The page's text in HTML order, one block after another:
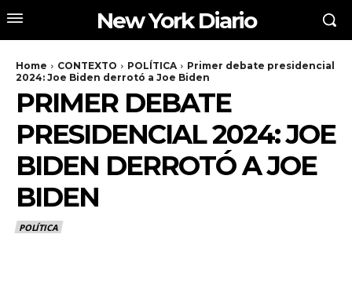
New York Diario
Home CONTEXTO POLÍTICA
Primer debate presidencial
2024: Joe Biden derrotó a Joe Biden
PRIMER DEBATE
PRESIDENCIAL 2024: JOE
BIDEN DERROTÓ A JOE
BIDEN
POLÍTICA